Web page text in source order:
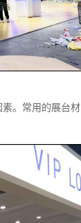
。常用的展台材